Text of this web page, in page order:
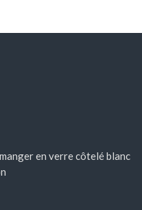
en verre côtelé blanc